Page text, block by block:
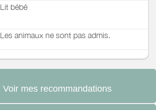
Lit bébé
Les animaux ne sont pas admis.
Voir mes recommandations